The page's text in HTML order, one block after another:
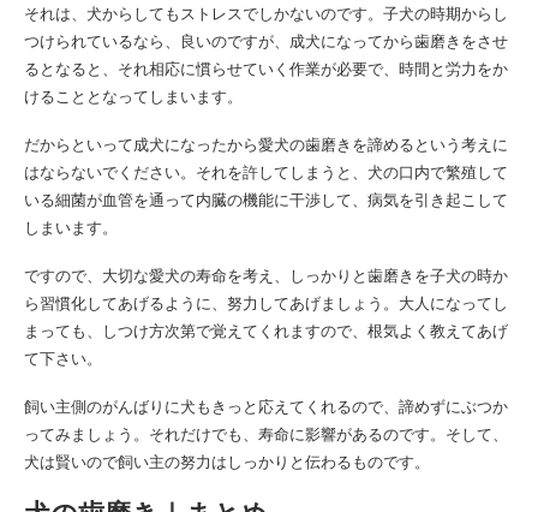
それは、犬からしてもストレスでしかないのです。子犬の時期からし
つけられているなら、良いのですが、成犬になってから歯磨きをさせ
るとなると、それ相応に慣らせていく作業が必要で、時間と労力をか
けることとなってしまいます。
だからといって成犬になったから愛犬の歯磨きを諦めるという考えに
はならないでください。それを許してしまうと、犬の口内で繁殖して
いる細菌が血管を通って内臓の機能に干渉して、病気を引き起こして
しまいます。
ですので、大切な愛犬の寿命を考え、しっかりと歯磨きを子犬の時か
ら習慣化してあげるように、努力してあげましょう。大人になってし
まっても、しつけ方次第で覚えてくれますので、根気よく教えてあげ
て下さい。
飼い主側のがんばりに犬もきっと応えてくれるので、諦めずにぶつか
ってみましょう。それだけでも、寿命に影響があるのです。そして、
犬は賢いので飼い主の努力はしっかりと伝わるものです。